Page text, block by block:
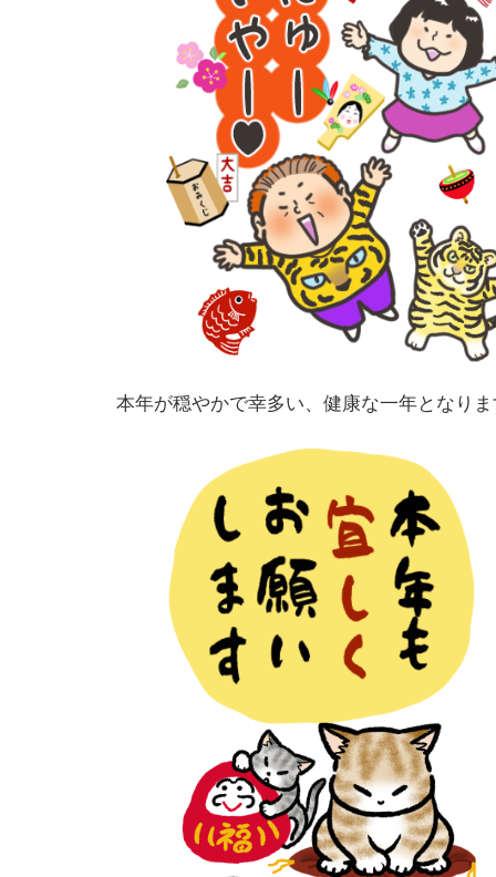
本年が穏やかで幸多い、健康な一年となり